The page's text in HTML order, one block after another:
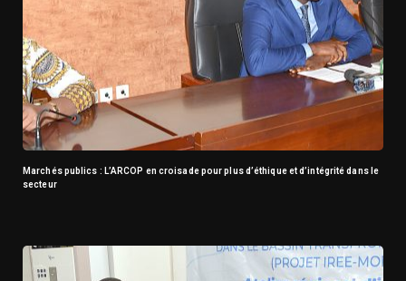
Marchés publics : L’ARCOP en croisade pour plus d’éthique et d’intégrité dans le
secteur